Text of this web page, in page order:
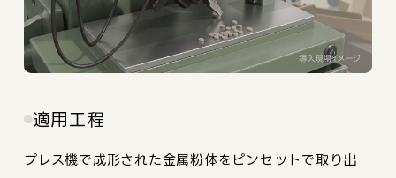
適用工程
プレス機で成形された金属粉体をピンセットで取り出